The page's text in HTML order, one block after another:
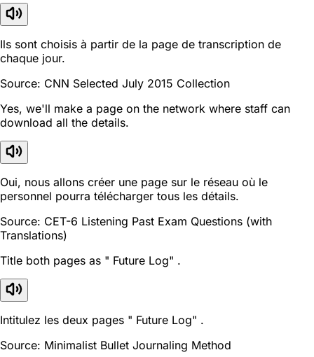
Ils sont choisis à partir de la page de transcription de
chaque jour.
Source: CNN Selected July 2015 Collection
Yes, we'll make a page on the network where staff can
download all the details.
Oui, nous allons créer une page sur le réseau où le
personnel pourra télécharger tous les détails.
Source: CET-6 Listening Past Exam Questions (with
Translations)
Title both pages as " Future Log" .
Intitulez les deux pages " Future Log" .
Source: Minimalist Bullet Journaling Method